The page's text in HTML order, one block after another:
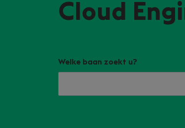
Cloud
Welke baan zoekt u?